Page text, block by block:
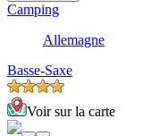
Camping
Allemagne
Basse-Saxe
Voir sur la carte